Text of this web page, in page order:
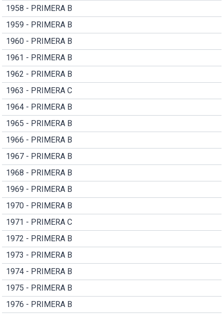
1958 - PRIMERA B
1959 - PRIMERA B
1960 - PRIMERA B
1961 - PRIMERA B
1962 - PRIMERA B
1963 - PRIMERA C
1964 - PRIMERA B
1965 - PRIMERA B
1966 - PRIMERA B
1967 - PRIMERA B
1968 - PRIMERA B
1969 - PRIMERA B
1970 - PRIMERA B
1971 - PRIMERA C
1972 - PRIMERA B
1973 - PRIMERA B
1974 - PRIMERA B
1975 - PRIMERA B
1976 - PRIMERA B